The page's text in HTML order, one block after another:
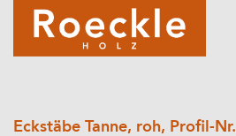
Eckstäbe Tanne, roh, Profil-Nr.